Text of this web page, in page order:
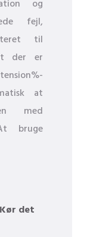
og
fejl,
til
der er
at
med
bruge
Kør det